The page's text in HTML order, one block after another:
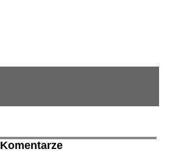
Komentarze